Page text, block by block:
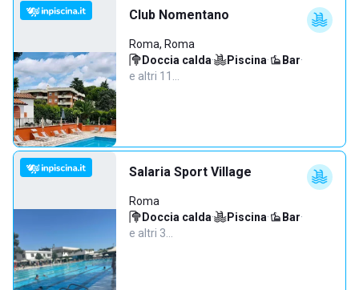
Club Nomentano
Roma, Roma
Doccia calda· Piscina· Bar·
e altri 11…
Salaria Sport Village
Roma
Doccia calda· Piscina· Bar·
e altri 3…